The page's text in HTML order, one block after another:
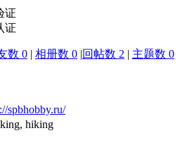
证
证
数 0 | 相册数 0 |回帖数 2 | 主题数 0
spbhobby.ru/
hiking